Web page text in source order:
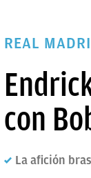
REAL
con
La afición